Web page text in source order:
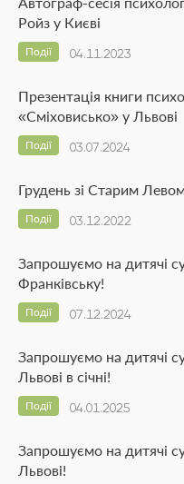
Ройз у Києві
04.11.2023
Події
Презентація книги
«Сміховисько» у Львові
03.07.2024
Події
Грудень зі Старим
03.12.2022
Події
Запрошуємо на дитячі
Франківську!
07.12.2024
Події
Запрошуємо на дитячі
Львові в січні!
04.01.2025
Події
Запрошуємо на дитячі
Львові!